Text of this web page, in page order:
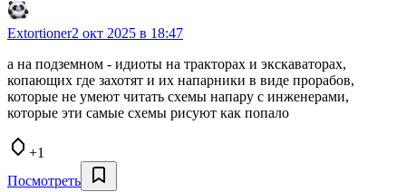
Extortioner2 окт 2025 в 18:47
а на подземном - идиоты на тракторах и экскаваторах,
копающих где захотят и их напарники в виде прорабов,
которые не умеют читать схемы напару с инженерами,
которые эти самые схемы рисуют как попало
+1
Посмотреть